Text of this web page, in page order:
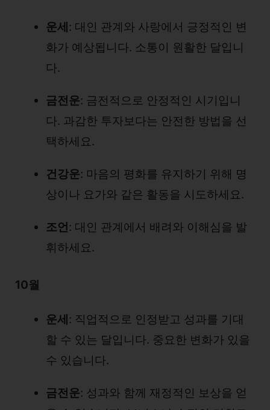
운세 : 대인 관계와 사랑에서 긍정적인 변
화가 예상됩니다. 소통이 원활한 달입니
다.
금전운: 금전적으로 안정적인 시기입니
다. 과감한 투자보다는 안전한 방법을 선
택하세요.
건강운: 마음의 평화를 유지하기 위해 명
상이나 요가와 같은 활동을 시도하세요.
조언: 대인 관계에서 배려와 이해심을 발
휘하세요.
10월
운세: 직업적으로 인정받고 성과를 기대
할 수 있는 달입니다. 중요한 변화가 있을
수 있습니다.
금전운: 성과와 함께 재정적인 보상을 얻